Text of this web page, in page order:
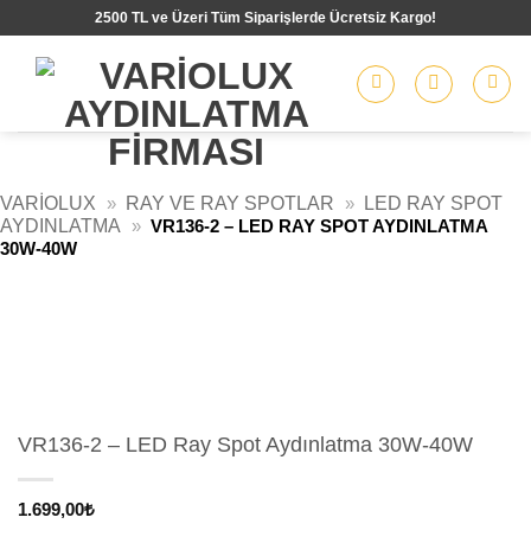
2500 TL ve Üzeri Tüm Siparişlerde Ücretsiz Kargo!
VARIOLUX » RAY VE RAY SPOTLAR »
LED RAY SPOT
AYDINLATMA
» VR136-2 – LED RAY SPOT AYDINLATMA
30W-40W
VR136-2 – LED Ray Spot Aydınlatma 30W-40W
1.699,00₺